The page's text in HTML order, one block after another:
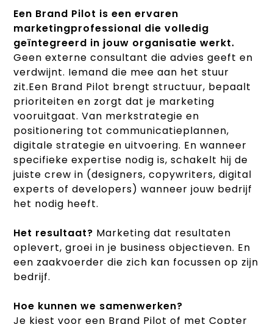
Een Brand Pilot is een ervaren
marketingprofessional die volledig
geïntegreerd in jouw organisatie werkt.
Geen externe consultant die advies geeft en
verdwijnt. Iemand die mee aan het stuur
zit.Een Brand Pilot brengt structuur, bepaalt
prioriteiten en zorgt dat je marketing
vooruitgaat. Van merkstrategie en
positionering tot communicatieplannen,
digitale strategie en uitvoering. En wanneer
specifieke expertise nodig is, schakelt hij de
juiste crew in (designers, copywriters, digital
experts of developers) wanneer jouw bedrijf
het nodig heeft.
Het resultaat? Marketing dat resultaten
oplevert, groei in je business objectieven. En
een zaakvoerder die zich kan focussen op zijn
bedrijf.
Hoe kunnen we samenwerken?
Je kiest voor een Brand Pilot of met Copter